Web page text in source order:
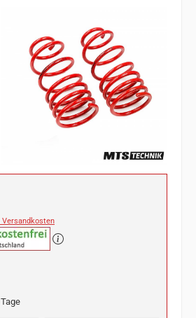
Versandkosten